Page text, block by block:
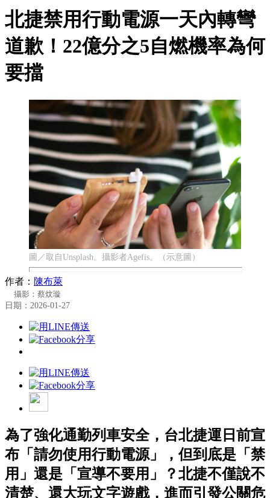
北捷禁用行動電源一天內轉彎
道歉！22億分之5自燃機率為何
要擋
圖／取自Unsplash。攝影者Agefis。（示意圖）
作者： 陳布萊
攝影：蔡炆璇
日期：2026-01-27
為了強化通勤列車安全，台北捷運日前宣
布「請勿使用行動電源」，但到底是「禁
用」還是「宣導不要用」？北捷不僅說不
清楚、還大玩文字遊戲，進而引發公關危